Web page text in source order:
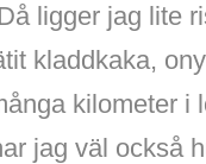
ligger jag lite
kladdkaka,
kilometer i
jag väl också